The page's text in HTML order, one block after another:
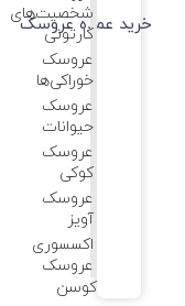
خرید عمده عروسک
شخصیت‌های
کارتونی
عروسک
خوراکی‌ها
عروسک
حیوانات
عروسک
کوکی
عروسک
آویز
اکسسوری
عروسک
کوسن